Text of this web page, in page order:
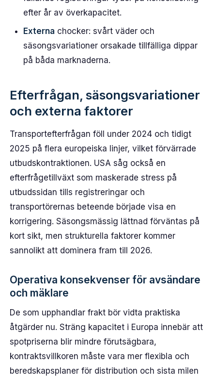
efter år av överkapacitet.
Externa chocker: svårt väder och
säsongsvariationer orsakade tillfälliga dippar
på båda marknaderna.
Efterfrågan, säsongsvariationer
och externa faktorer
Transportefterfrågan föll under 2024 och tidigt
2025 på flera europeiska linjer, vilket förvärrade
utbudskontraktionen. USA såg också en
efterfrågetillväxt som maskerade stress på
utbudssidan tills registreringar och
transportörernas beteende började visa en
korrigering. Säsongsmässig lättnad förväntas på
kort sikt, men strukturella faktorer kommer
sannolikt att dominera fram till 2026.
Operativa konsekvenser för avsändare
och mäklare
De som upphandlar frakt bör vidta praktiska
åtgärder nu. Sträng kapacitet i Europa innebär att
spotpriserna blir mindre förutsägbara,
kontraktsvillkoren måste vara mer flexibla och
beredskapsplaner för distribution och sista milen